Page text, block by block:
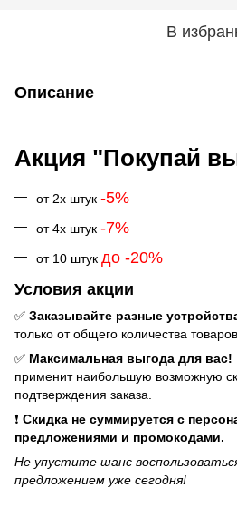
В
Описание
Акция "Покупай
от 2х штук -5%
от 4х штук -7%
от 10 штук до -20%
Условия акции
✅ Заказывайте разные
только от общего количества
✅ Максимальная выгода для вас!
применит наибольшую возможную
подтверждения заказа.
❗ Скидка не суммируется с
предложениями и промокодами.
Не упустите шанс
предложением уже сегодня!